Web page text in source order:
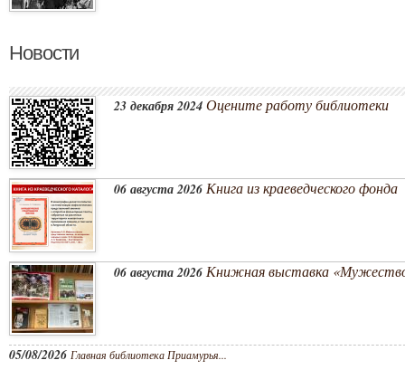
Новости
23 декабря 2024 Оцените работу библиотеки
06 августа 2026 Книга из краеведческого фонда
06 августа 2026 Книжная выставка
05/08/2026 Главная библиотека Приамурья...